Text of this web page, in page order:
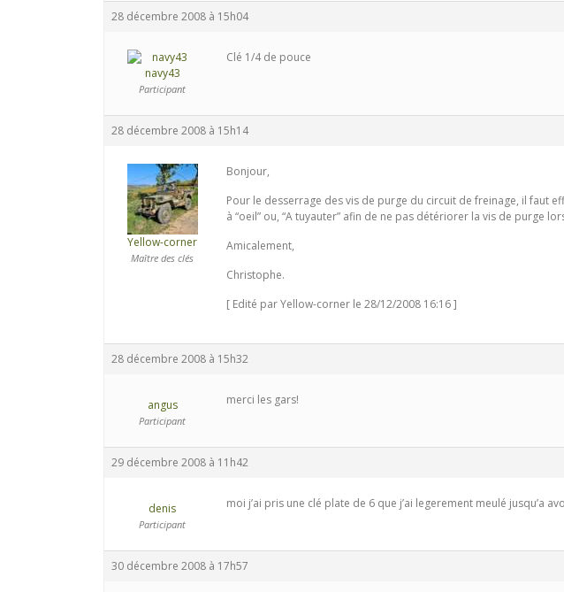
28 décembre 2008 à 15h04
navy43
Participant
Clé 1/4 de pouce
28 décembre 2008 à 15h14
Yellow-corner
Maître des clés
Bonjour,
Pour le desserrage des vis de purge du circuit de freinage, il faut
à “oeil” ou, “A tuyauter” afin de ne pas détériorer la vis de purge
Amicalement,
Christophe.
[ Edité par Yellow-corner le 28/12/2008 16:16 ]
28 décembre 2008 à 15h32
angus
Participant
merci les gars!
29 décembre 2008 à 11h42
denis
Participant
moi j’ai pris une clé plate de 6 que j’ai legerement meulé jusqu’a
30 décembre 2008 à 17h57